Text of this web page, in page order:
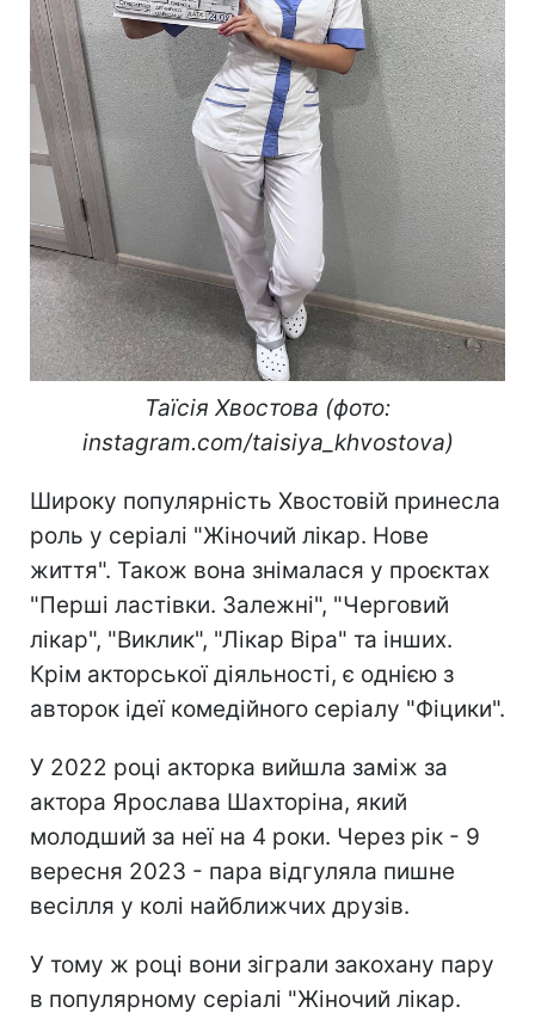
Таїсія Хвостова (фото:
instagram.com/taisiya_khvostova)
Широку популярність Хвостовій принесла
роль у серіалі "Жіночий лікар. Нове
життя". Також вона знімалася у проєктах
"Перші ластівки. Залежні", "Черговий
лікар", "Виклик", "Лікар Віра" та інших.
Крім акторської діяльності, є однією з
авторок ідеї комедійного серіалу "Фіцики".
У 2022 році акторка вийшла заміж за
актора Ярослава Шахторіна, який
молодший за неї на 4 роки. Через рік - 9
вересня 2023 - пара відгуляла пишне
весілля у колі найближчих друзів.
У тому ж році вони зіграли закохану пару
в популярному серіалі "Жіночий лікар.